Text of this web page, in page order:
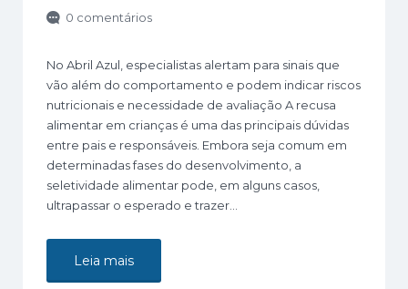
0 comentários
No Abril Azul, especialistas alertam para sinais que
vão além do comportamento e podem indicar riscos
nutricionais e necessidade de avaliação A recusa
alimentar em crianças é uma das principais dúvidas
entre pais e responsáveis. Embora seja comum em
determinadas fases do desenvolvimento, a
seletividade alimentar pode, em alguns casos,
ultrapassar o esperado e trazer…
Leia mais